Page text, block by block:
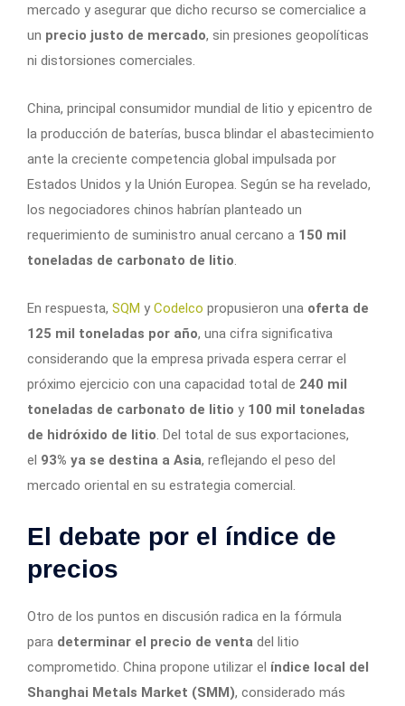
mercado y asegurar que dicho recurso se comercialice a
un precio justo de mercado, sin presiones geopolíticas
ni distorsiones comerciales.
China, principal consumidor mundial de litio y epicentro de
la producción de baterías, busca blindar el abastecimiento
ante la creciente competencia global impulsada por
Estados Unidos y la Unión Europea. Según se ha revelado,
los negociadores chinos habrían planteado un
requerimiento de suministro anual cercano a 150 mil
toneladas de carbonato de litio.
En respuesta, SQM y Codelco propusieron una oferta de
125 mil toneladas por año, una cifra significativa
considerando que la empresa privada espera cerrar el
próximo ejercicio con una capacidad total de 240 mil
toneladas de carbonato de litio y 100 mil toneladas
de hidróxido de litio. Del total de sus exportaciones,
el 93% ya se destina a Asia, reflejando el peso del
mercado oriental en su estrategia comercial.
El debate por el índice de
precios
Otro de los puntos en discusión radica en la fórmula
para determinar el precio de venta del litio
comprometido. China propone utilizar el índice local del
Shanghai Metals Market (SMM), considerado más